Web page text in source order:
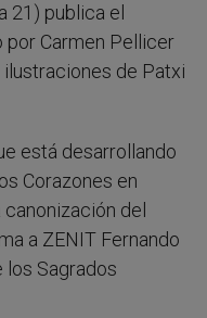
21) publica el
por Carmen Pellicer
ilustraciones de Patxi
está desarrollando
Corazones en
del
a ZENIT Fernando
los Sagrados